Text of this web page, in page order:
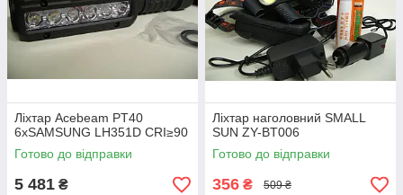
Ліхтар Acebeam PT40
6xSAMSUNG LH351D CRI≥90
Готово до відправки
5 481 ₴
Ліхтар наголовний SMALL
SUN ZY-BT006
Готово до відправки
356 ₴ 509 ₴